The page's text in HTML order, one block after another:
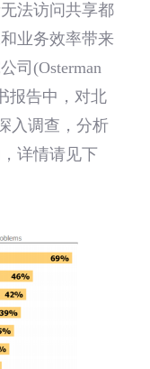
法访问共享都
业务效率带来
司(Osterman
报告中，对北
入调查，分析
详情请见下